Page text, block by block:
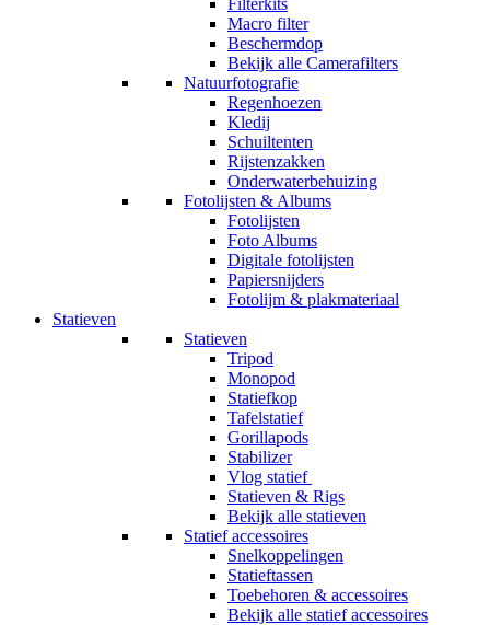
Filterkits
Macro filter
Beschermdop
Bekijk alle Camerafilters
Natuurfotografie
Regenhoezen
Kledij
Schuiltenten
Rijstenzakken
Onderwaterbehuizing
Fotolijsten & Albums
Fotolijsten
Foto Albums
Digitale fotolijsten
Papiersnijders
Fotolijm & plakmateriaal
Statieven
Statieven
Tripod
Monopod
Statiefkop
Tafelstatief
Gorillapods
Stabilizer
Vlog statief
Statieven & Rigs
Bekijk alle statieven
Statief accessoires
Snelkoppelingen
Statieftassen
Toebehoren & accessoires
Bekijk alle statief accessoires